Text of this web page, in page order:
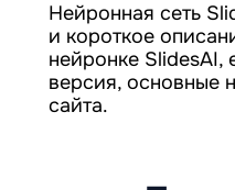
Нейронная сеть
и короткое
нейронке SlidesAI,
версия, основные
сайта.